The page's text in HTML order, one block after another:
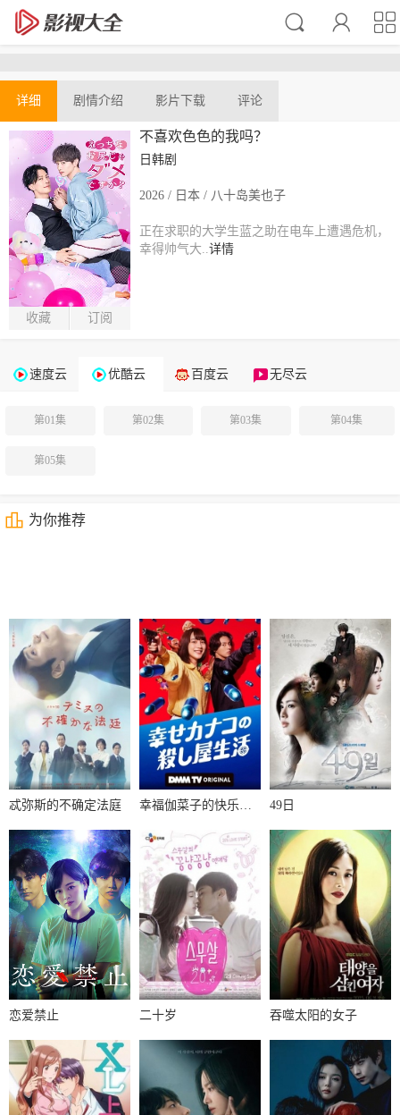
详细 剧情介绍 影片下载 评论
收藏 订阅
不喜欢色色的我吗？
日韩剧
2026 / 日本 / 八十岛美也子
正在求职的大学生蓝之助在电车上遭遇危机，
幸得帅气大..详情
速度云 优酷云 百度云 无尽云
第01集 第02集 第03集 第04集
第05集
为你推荐
忒弥斯的不确定法庭 49日
恋爱禁止 二十岁 吞噬太阳的女子